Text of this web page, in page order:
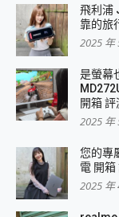
飛利浦
靠的旅
2025 年
是螢幕
開箱 評
2025 年
您的專
電 開箱
2025 年